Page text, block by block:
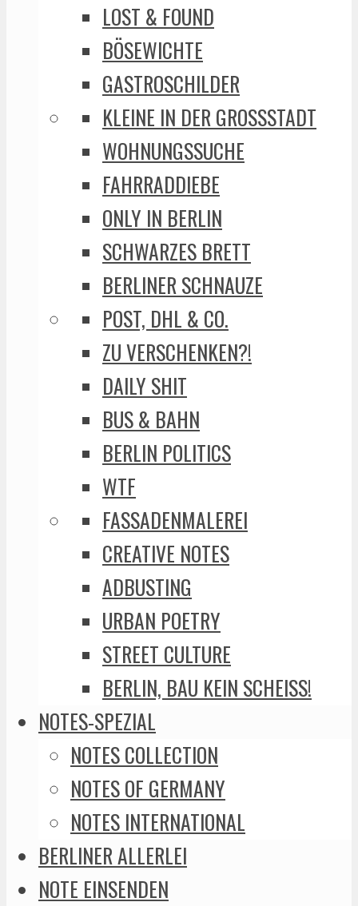
LOST & FOUND
BÖSEWICHTE
GASTROSCHILDER
KLEINE IN DER GROSSSTADT
WOHNUNGSSUCHE
FAHRRADDIEBE
ONLY IN BERLIN
SCHWARZES BRETT
BERLINER SCHNAUZE
POST, DHL & CO.
ZU VERSCHENKEN?!
DAILY SHIT
BUS & BAHN
BERLIN POLITICS
WTF
FASSADENMALEREI
CREATIVE NOTES
ADBUSTING
URBAN POETRY
STREET CULTURE
BERLIN, BAU KEIN SCHEISS!
NOTES-SPEZIAL
NOTES COLLECTION
NOTES OF GERMANY
NOTES INTERNATIONAL
BERLINER ALLERLEI
NOTE EINSENDEN